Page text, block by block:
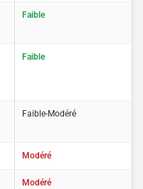
Faible
Faible
Faible-Modéré
Modéré
Modéré